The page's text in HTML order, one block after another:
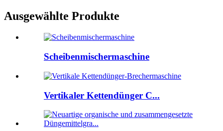
Ausgewählte Produkte
Scheibenmischermaschine
Vertikaler Kettendünger C...